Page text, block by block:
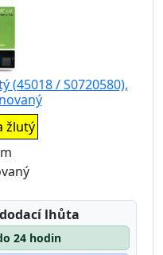
(45018 / S0720580),
žlutý
lhůta
24 hodin